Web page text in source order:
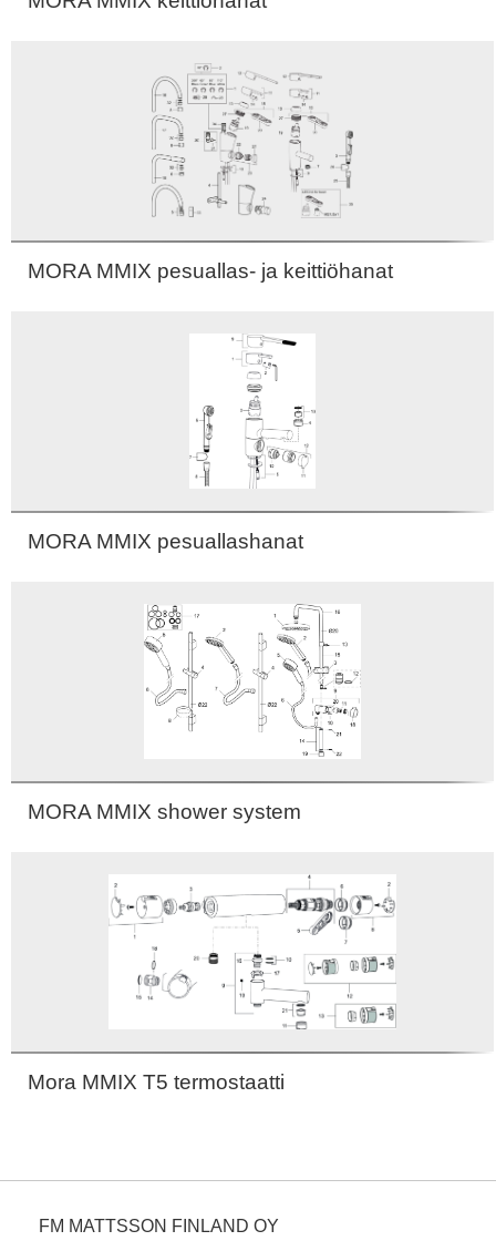
MORA MMIX pesuallas- ja keittiöhanat
MORA MMIX pesuallashanat
MORA MMIX shower system
Mora MMIX T5 termostaatti
FM MATTSSON FINLAND OY